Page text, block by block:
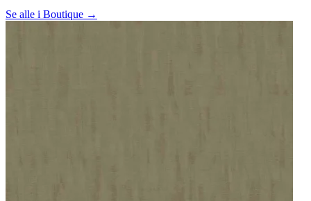
Se alle i Boutique →